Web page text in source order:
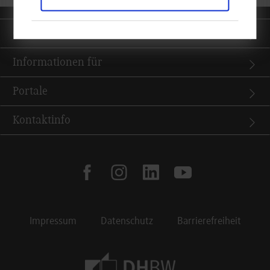
Informationen für
Portale
Kontaktinfo
facebookinstagramlinkedinyoutube
Impressum Datenschutz Barrierefreiheit